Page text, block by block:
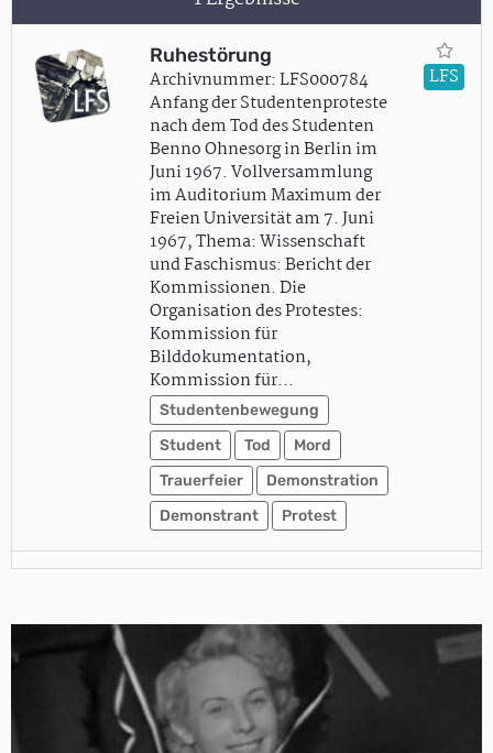
Ruhestörung
Archivnummer: LFS000784
Anfang der Studentenproteste
nach dem Tod des Studenten
Benno Ohnesorg in Berlin im
Juni 1967. Vollversammlung
im Auditorium Maximum der
Freien Universität am 7. Juni
1967, Thema: Wissenschaft
und Faschismus: Bericht der
Kommissionen. Die
Organisation des Protestes:
Kommission für
Bilddokumentation,
Kommission für…
Studentenbewegung
Student
Tod
Mord
Trauerfeier
Demonstration
Demonstrant
Protest
LFS